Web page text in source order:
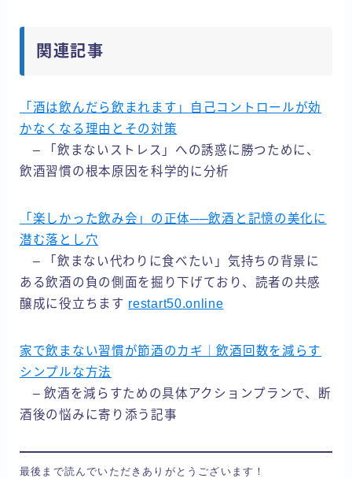
関連記事
「酒は飲んだら飲まれます」自己コントロールが効
かなくなる理由とその対策
– 「飲まないストレス」への誘惑に勝つために、
飲酒習慣の根本原因を科学的に分析
「楽しかった飲み会」の正体──飲酒と記憶の美化に
潜む落とし穴
– 「飲まない代わりに食べたい」気持ちの背景に
ある飲酒の負の側面を掘り下げており、読者の共感
醸成に役立ちます restart50.online
家で飲まない習慣が節酒のカギ｜飲酒回数を減らす
シンプルな方法
– 飲酒を減らすための具体アクションプランで、断
酒後の悩みに寄り添う記事
最後まで読んでいただきありがとうございます！